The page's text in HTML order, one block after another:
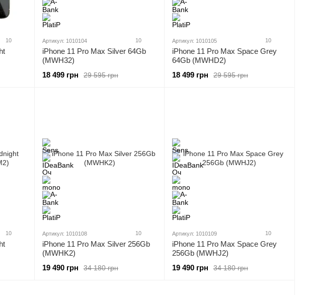
10 Артикул: 1010104 10
iPhone 11 Pro Max Silver 64Gb
(MWH32)
29 595 грн
18 499 грн
Артикул: 1010105 10
iPhone 11 Pro Max Space Grey
64Gb (MWHD2)
29 595 грн
18 499 грн
10 Артикул: 1010108 10
iPhone 11 Pro Max Silver 256Gb
(MWHK2)
34 180 грн
19 490 грн
Артикул: 1010109 10
iPhone 11 Pro Max Space Grey
256Gb (MWHJ2)
34 180 грн
19 490 грн